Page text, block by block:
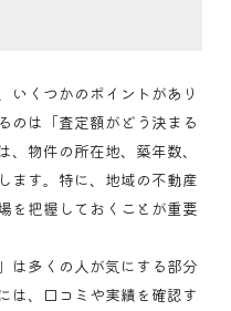
いくつかのポイントがあり
のは「査定額がどう決まる
物件の所在地、築年数、
ます。特に、地域の不動産
を把握しておくことが重要
は多くの人が気にする部分
は、口コミや実績を確認す